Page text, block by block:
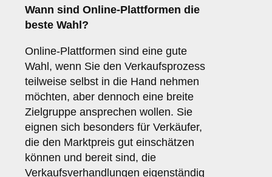
Wann sind Online-Plattformen die
beste Wahl?
Online-Plattformen sind eine gute
Wahl, wenn Sie den Verkaufsprozess
teilweise selbst in die Hand nehmen
möchten, aber dennoch eine breite
Zielgruppe ansprechen wollen. Sie
eignen sich besonders für Verkäufer,
die den Marktpreis gut einschätzen
können und bereit sind, die
Verkaufsverhandlungen eigenständig